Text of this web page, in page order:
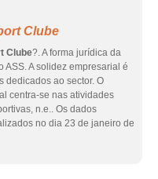
Clube
Clube?. A forma jurídica da
ASS. A solidez empresarial é
dedicados ao sector. O
centra-se nas atividades
n.e.. Os dados
no dia 23 de janeiro de